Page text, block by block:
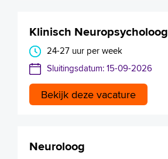
Klinisch Neuropsycholoog
24-27 uur per week
Sluitingsdatum: 15-09-2026
Bekijk deze vacature
Neuroloog